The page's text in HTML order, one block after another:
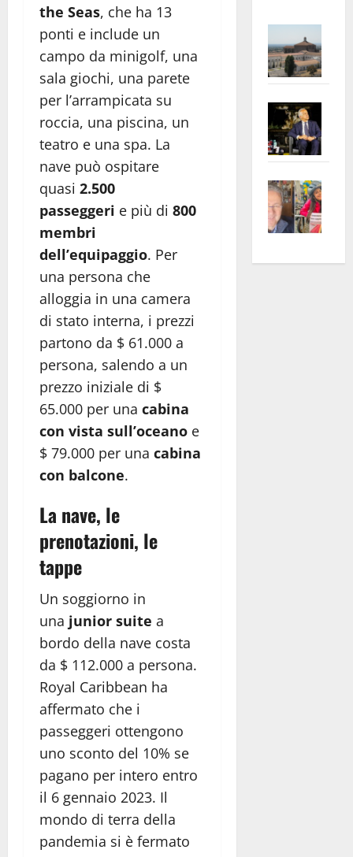
the Seas, che ha 13
ponti e include un
campo da minigolf, una
sala giochi, una parete
per l’arrampicata su
roccia, una piscina, un
teatro e una spa. La
nave può ospitare
quasi 2.500
passeggeri e più di 800
membri
dell’equipaggio. Per
una persona che
alloggia in una camera
di stato interna, i prezzi
partono da $ 61.000 a
persona, salendo a un
prezzo iniziale di $
65.000 per una cabina
con vista sull’oceano e
$ 79.000 per una cabina
con balcone.
La nave, le
prenotazioni, le
tappe
Un soggiorno in
una junior suite a
bordo della nave costa
da $ 112.000 a persona.
Royal Caribbean ha
affermato che i
passeggeri ottengono
uno sconto del 10% se
pagano per intero entro
il 6 gennaio 2023. Il
mondo di terra della
pandemia si è fermato
euro
apre